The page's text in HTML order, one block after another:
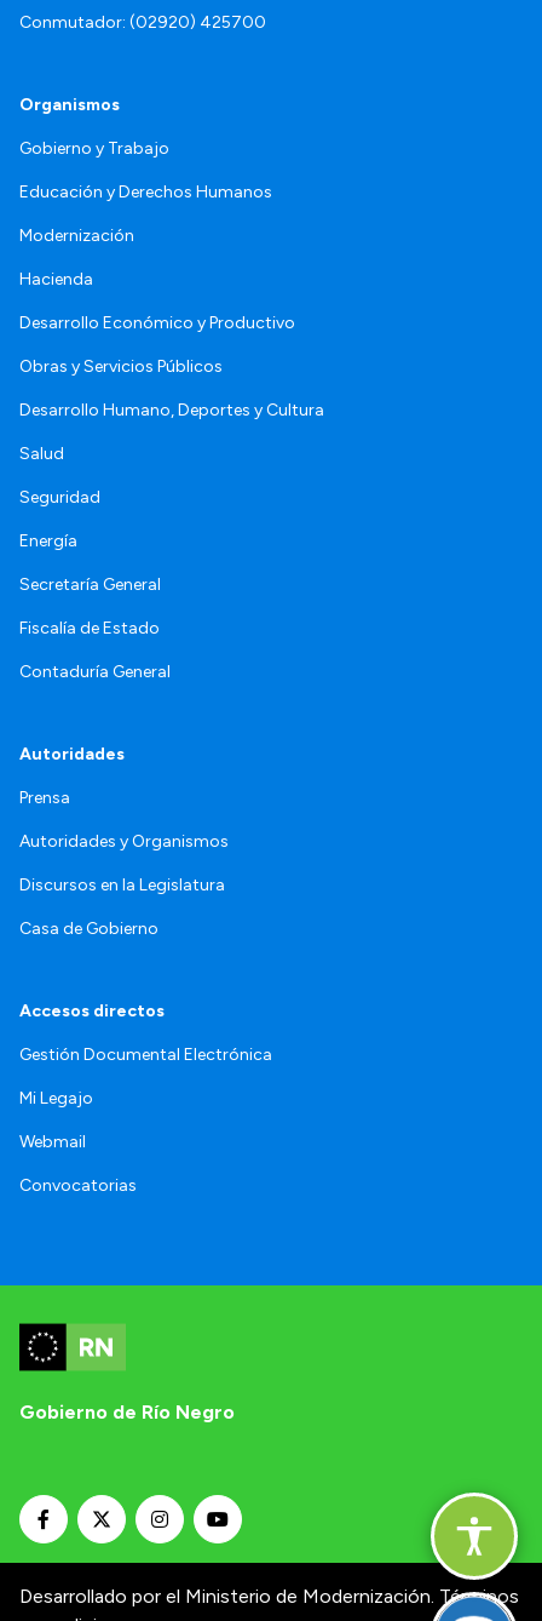
Conmutador: (02920) 425700
Organismos
Gobierno y Trabajo
Educación y Derechos Humanos
Modernización
Hacienda
Desarrollo Económico y Productivo
Obras y Servicios Públicos
Desarrollo Humano, Deportes y Cultura
Salud
Seguridad
Energía
Secretaría General
Fiscalía de Estado
Contaduría General
Autoridades
Prensa
Autoridades y Organismos
Discursos en la Legislatura
Casa de Gobierno
Accesos directos
Gestión Documental Electrónica
Mi Legajo
Webmail
Convocatorias
Gobierno de Río Negro
Desarrollado por el Ministerio de Modernización. Términos